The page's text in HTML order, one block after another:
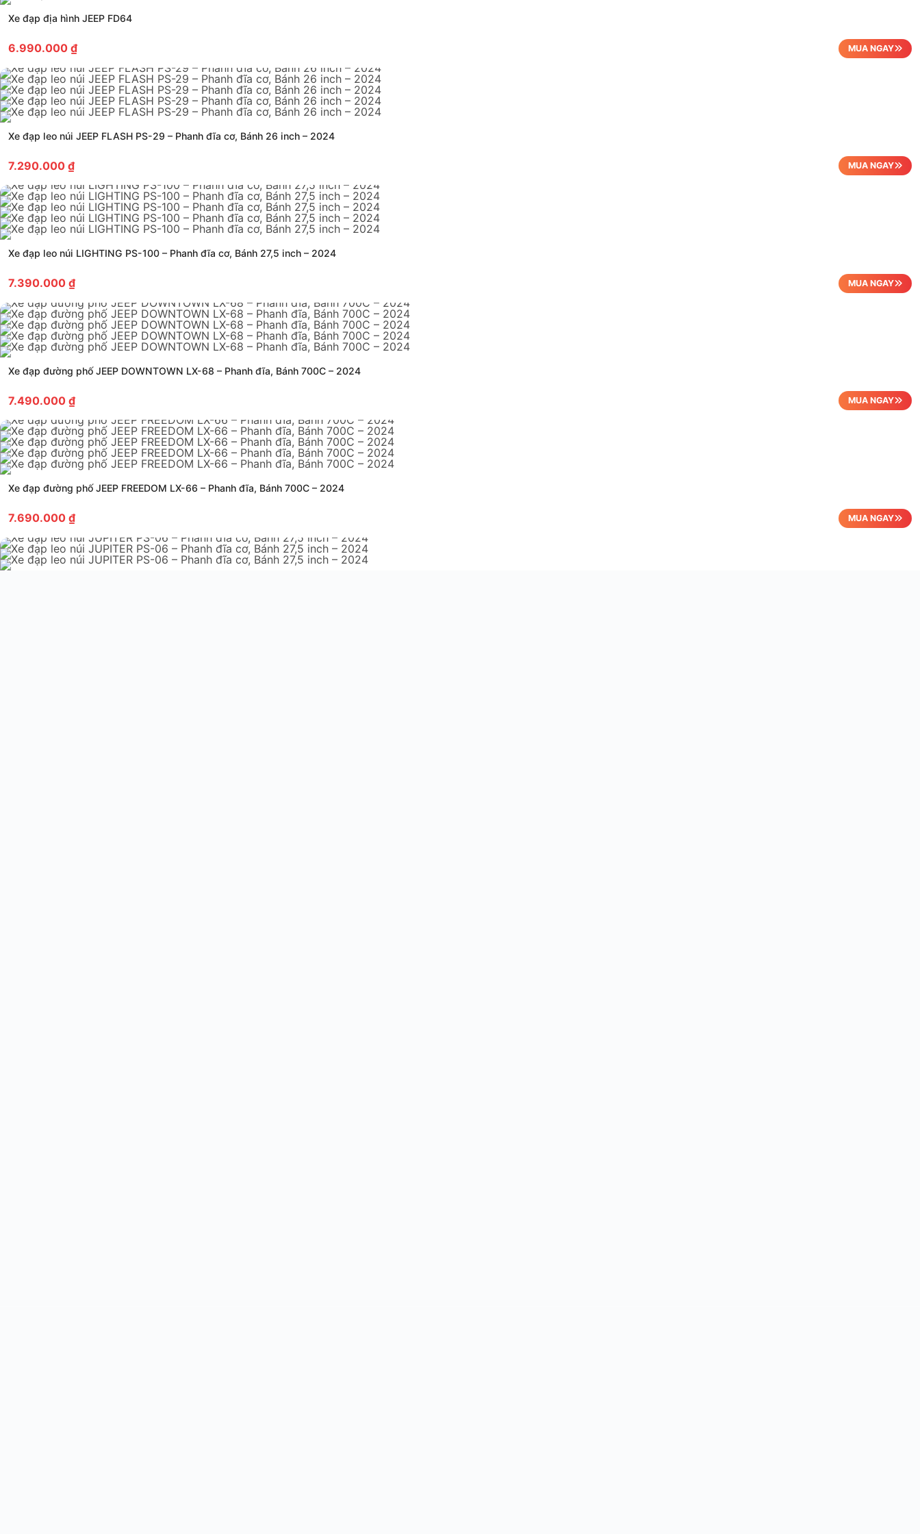
Xe đạp địa hình JEEP FD64
6.990.000 ₫ MUA NGAY
Xe đạp leo núi JEEP FLASH PS-29 – Phanh đĩa cơ, Bánh 26 inch – 2024
7.290.000 ₫ MUA NGAY
Xe đạp leo núi LIGHTING PS-100 – Phanh đĩa cơ, Bánh 27,5 inch – 2024
7.390.000 ₫ MUA NGAY
Xe đạp đường phố JEEP DOWNTOWN LX-68 – Phanh đĩa, Bánh 700C – 2024
7.490.000 ₫ MUA NGAY
Xe đạp đường phố JEEP FREEDOM LX-66 – Phanh đĩa, Bánh 700C – 2024
7.690.000 ₫ MUA NGAY